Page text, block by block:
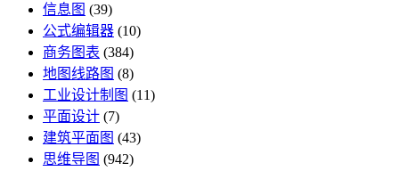
信息图 (39)
公式编辑器 (10)
商务图表 (384)
地图线路图 (8)
工业设计制图 (11)
平面设计 (7)
建筑平面图 (43)
思维导图 (942)